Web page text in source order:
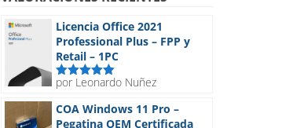
hasta
129,90€
Licencia Office 2021
Professional Plus – FPP y
Retail – 1PC
Valorado
por Leonardo Nuñez
COA Windows 11 Pro –
Pegatina OEM Certificada